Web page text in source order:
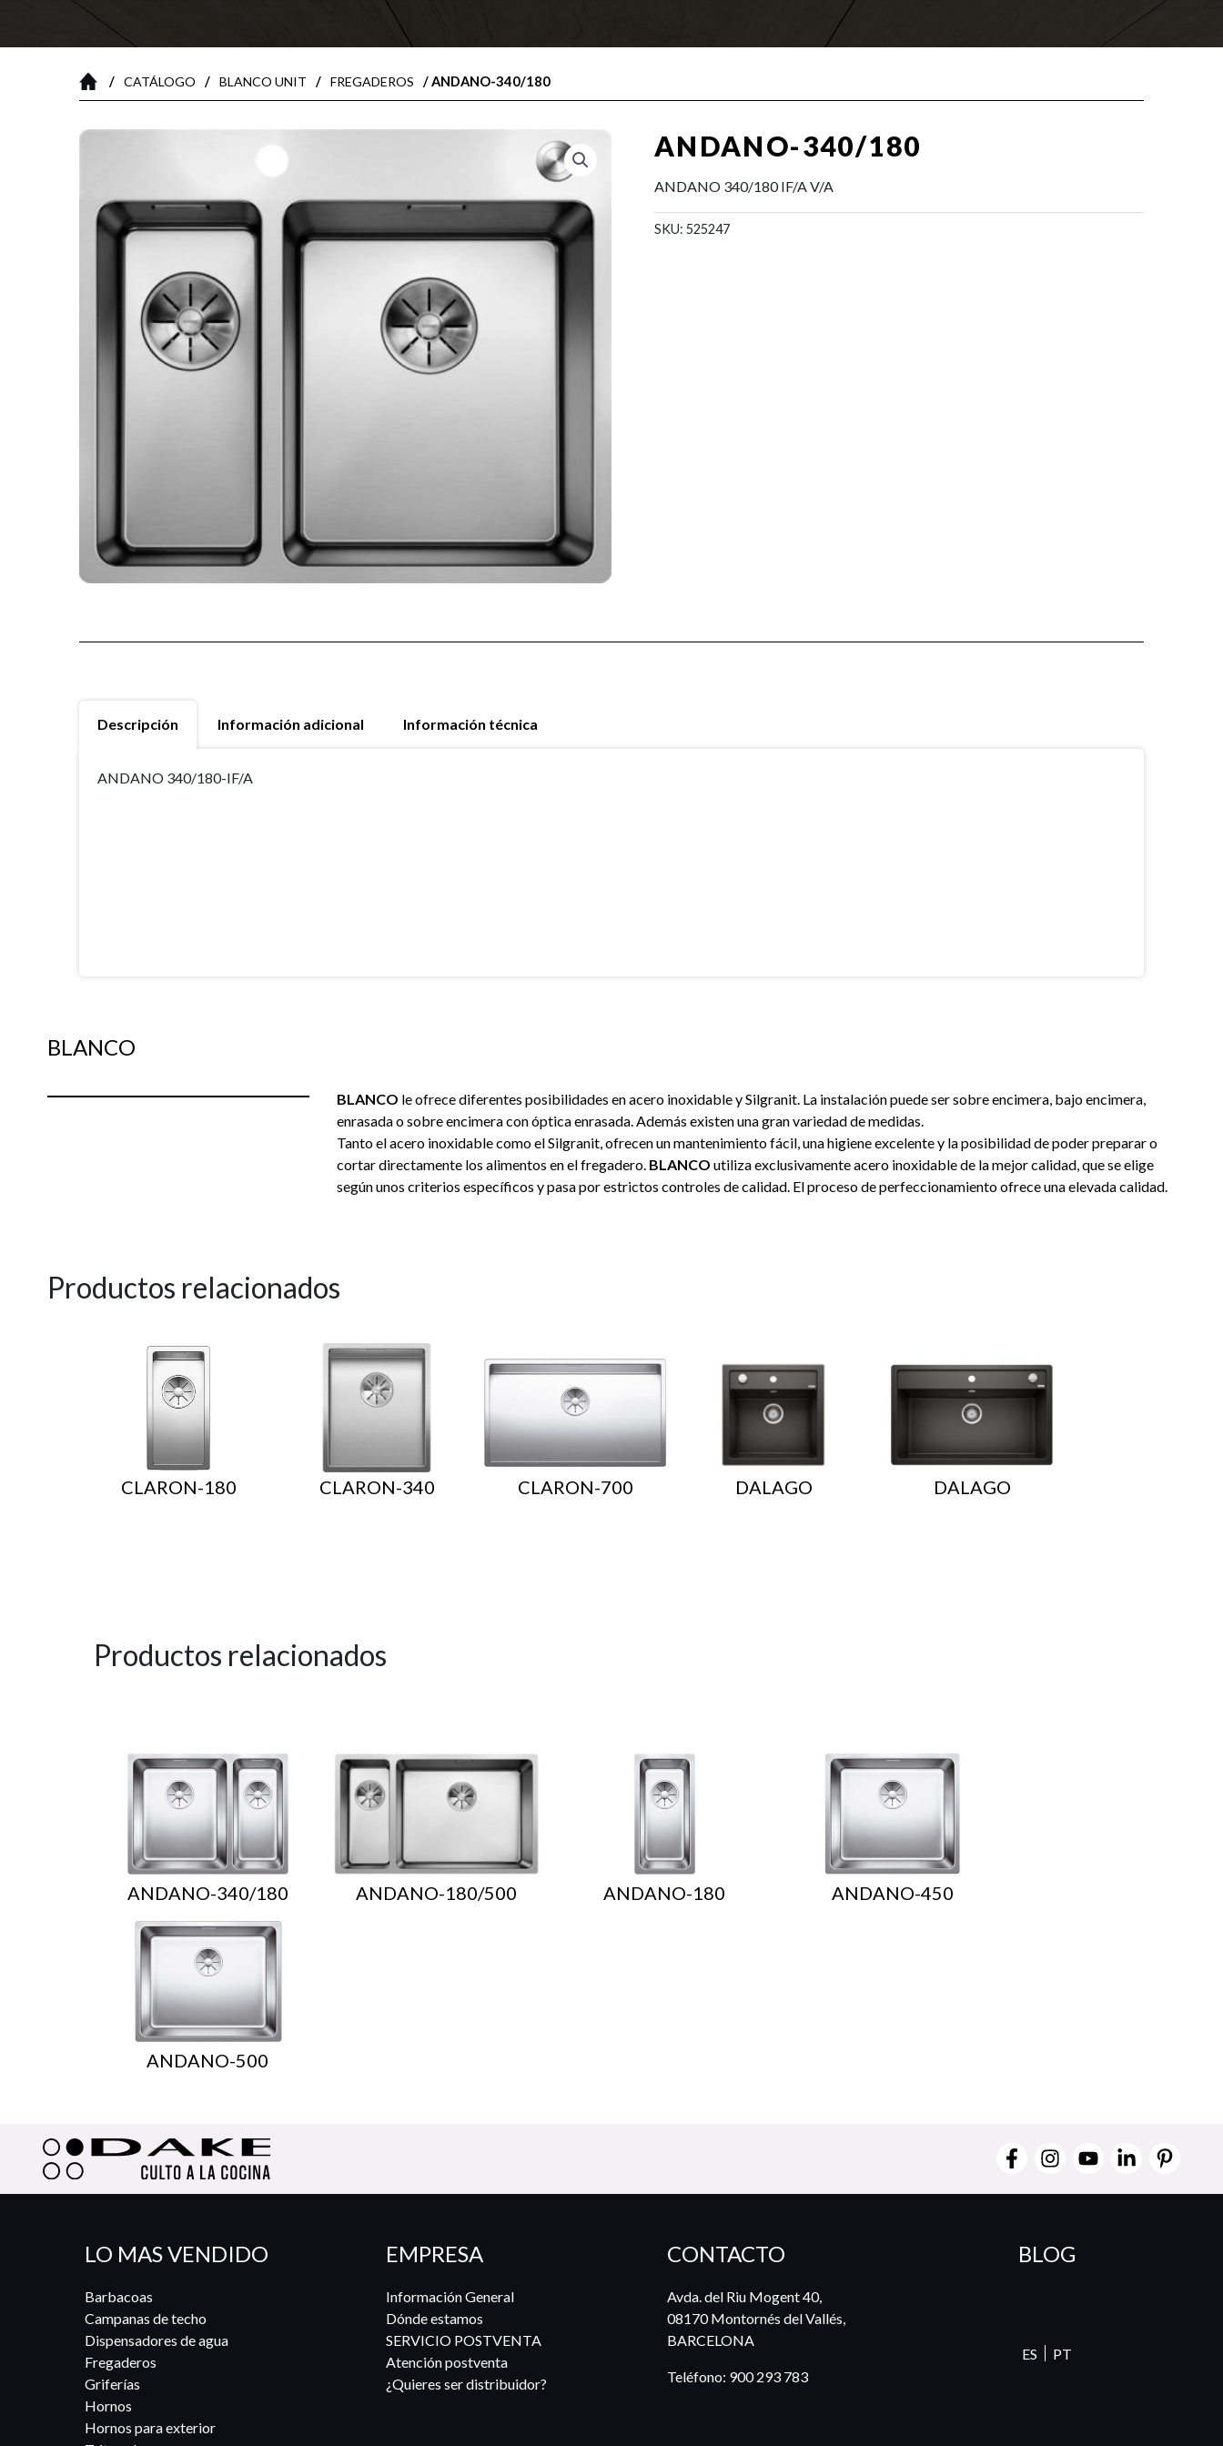
/ CATÁLOGO / BLANCO UNIT / FREGADEROS / ANDANO-340/180
ANDANO-340/180
ANDANO 340/180 IF/A V/A
SKU: 525247
Descripción Información adicional Información técnica
ANDANO 340/180-IF/A
BLANCO
BLANCO le ofrece diferentes posibilidades en acero inoxidable y Silgranit. La instalación puede ser sobre encimera, bajo encimera,
enrasada o sobre encimera con óptica enrasada. Además existen una gran variedad de medidas.
Tanto el acero inoxidable como el Silgranit, ofrecen un mantenimiento fácil, una higiene excelente y la posibilidad de poder preparar o
cortar directamente los alimentos en el fregadero. BLANCO utiliza exclusivamente acero inoxidable de la mejor calidad, que se elige
según unos criterios específicos y pasa por estrictos controles de calidad. El proceso de perfeccionamiento ofrece una elevada calidad.
Productos relacionados
CLARON-180 CLARON-340 CLARON-700 DALAGO DALAGO
Productos relacionados
ANDANO-340/180 ANDANO-180/500 ANDANO-180 ANDANO-450
ANDANO-500
LO MAS VENDIDO
Barbacoas
Campanas de techo
Dispensadores de agua
Fregaderos
Griferías
Hornos
Hornos para exterior
EMPRESA
Información General
Dónde estamos
SERVICIO POSTVENTA
Atención postventa
¿Quieres ser distribuidor?
CONTACTO
Avda. del Riu Mogent 40,
08170 Montornés del Vallés,
BARCELONA
Teléfono: 900 293 783
BLOG
ES PT